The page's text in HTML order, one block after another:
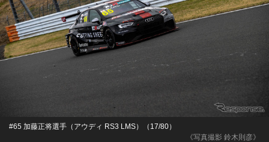
《写真撮影 鈴木則彦》
#65 加藤正将選手（アウディ RS3 LMS）（17/80）